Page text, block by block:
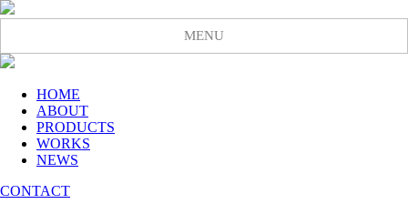
MENU
HOME
ABOUT
PRODUCTS
WORKS
NEWS
CONTACT